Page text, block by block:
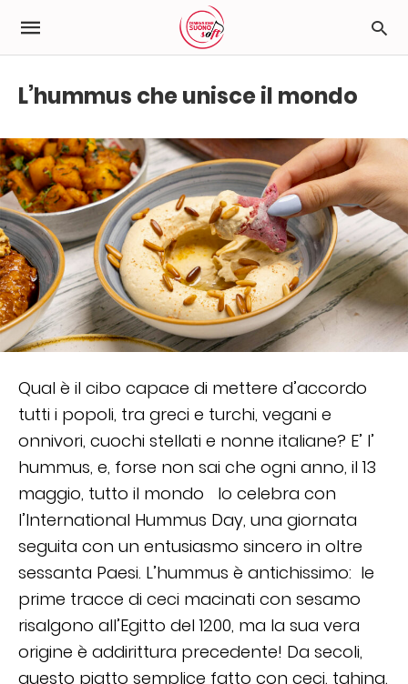
L’hummus che unisce il mondo
Qual è il cibo capace di mettere d’accordo
tutti i popoli, tra greci e turchi, vegani e
onnivori, cuochi stellati e nonne italiane? E’ l’
hummus, e, forse non sai che ogni anno, il 13
maggio, tutto il mondo lo celebra con
l’International Hummus Day, una giornata
seguita con un entusiasmo sincero in oltre
sessanta Paesi. L’hummus è antichissimo: le
prime tracce di ceci macinati con sesamo
risalgono all’Egitto del 1200, ma la sua vera
origine è addirittura precedente! Da secoli,
questo piatto semplice fatto con ceci, tahina,